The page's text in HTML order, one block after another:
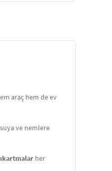
araç hem de ev
ve nemlere
her